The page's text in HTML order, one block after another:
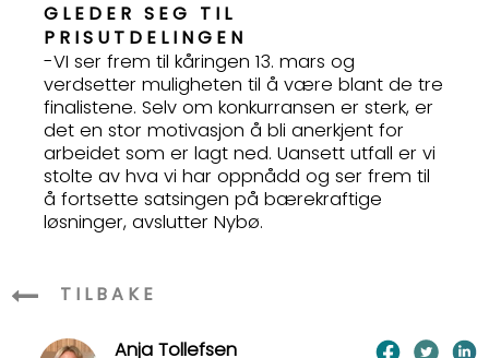
GLEDER SEG TIL
PRISUTDELINGEN
-VI ser frem til kåringen 13. mars og
verdsetter muligheten til å være blant de tre
finalistene. Selv om konkurransen er sterk, er
det en stor motivasjon å bli anerkjent for
arbeidet som er lagt ned. Uansett utfall er vi
stolte av hva vi har oppnådd og ser frem til
å fortsette satsingen på bærekraftige
løsninger, avslutter Nybø.
TILBAKE
Anja Tollefsen